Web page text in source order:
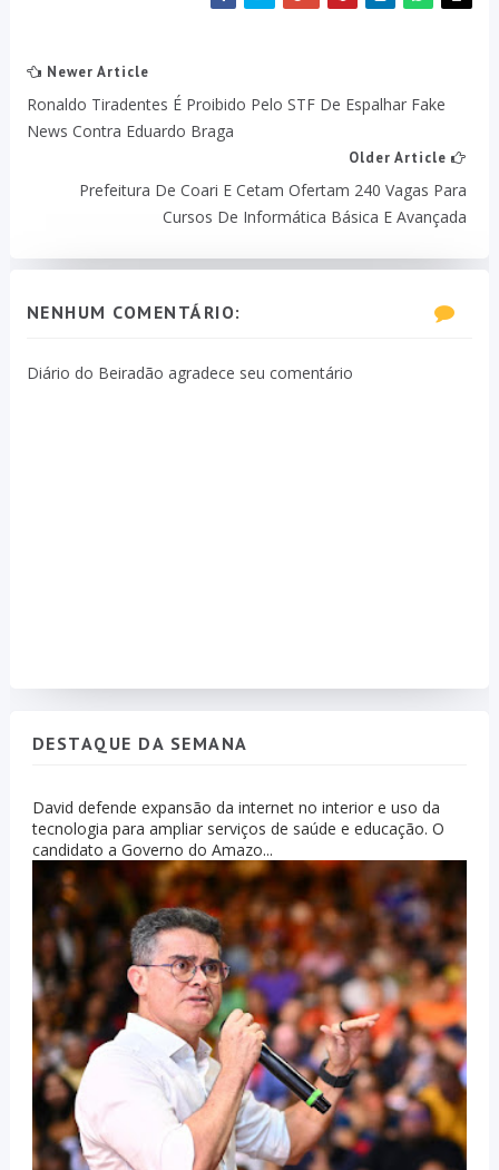
Newer Article
Ronaldo Tiradentes É Proibido Pelo STF De Espalhar Fake
News Contra Eduardo Braga
Older Article
Prefeitura De Coari E Cetam Ofertam 240 Vagas Para
Cursos De Informática Básica E Avançada
NENHUM COMENTÁRIO:
Diário do Beiradão agradece seu comentário
DESTAQUE DA SEMANA
David defende expansão da internet no interior e uso da
tecnologia para ampliar serviços de saúde e educação. O
candidato a Governo do Amazo...